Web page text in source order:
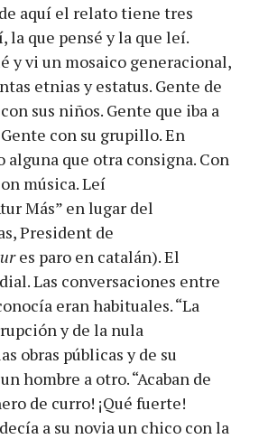
aquí el relato tiene tres
la que pensé y la que leí.
y vi un mosaico generacional,
etnias y estatus. Gente de
sus niños. Gente que iba a
con su grupillo. En
que otra consigna. Con
música. Leí
Más” en lugar del
President de
es paro en catalán). El
Las conversaciones entre
eran habituales. “La
y de la nula
obras públicas y de su
hombre a otro. “Acaban de
de curro! ¡Qué fuerte!
a su novia un chico con la